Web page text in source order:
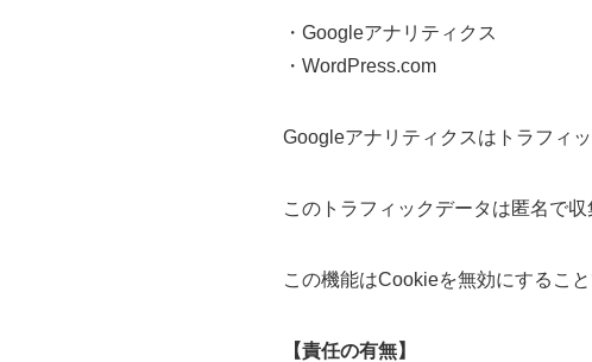
・Googleアナリティクス
・WordPress.com
Googleアナリティクスはトラフィ
このトラフィックデータは匿名で
この機能はCookieを無効にするこ
【責任の有無】